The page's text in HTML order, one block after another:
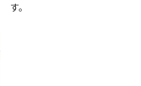
す。